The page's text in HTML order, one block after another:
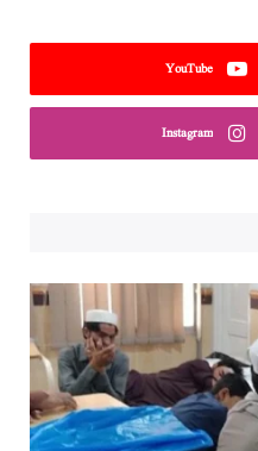
YouTube
Instagram